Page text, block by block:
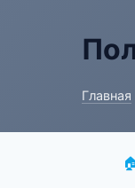
Главная